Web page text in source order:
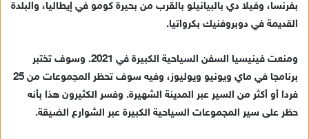
بفرنسا، وفيلا دي بالبيانيلو بالقرب من بحيرة كومو في إيطاليا، والبلدة
القديمة في دوبروفنيك بكرواتيا.
ومنعت فينيسيا السفن السياحية الكبيرة في 2021. وسوف تختبر
برنامجا في ماي ويونيو ويوليوز، وفيه سوف تحظر المجموعات من 25
فردا أو أكثر من السير عبر المدينة الشهيرة. وفسر الكثيرون هذا بأنه
حظر على سير المجموعات السياحية الكبيرة عبر الشوارع الضيقة.